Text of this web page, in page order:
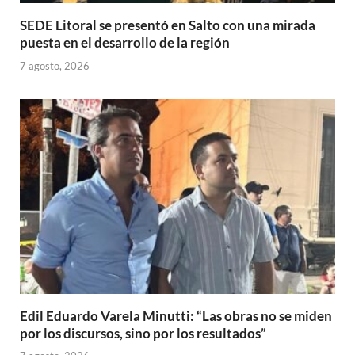
SEDE Litoral se presentó en Salto con una mirada
puesta en el desarrollo de la región
7 agosto, 2026
Edil Eduardo Varela Minutti: “Las obras no se miden
por los discursos, sino por los resultados”